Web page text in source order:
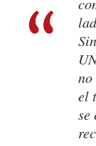
no
el
se